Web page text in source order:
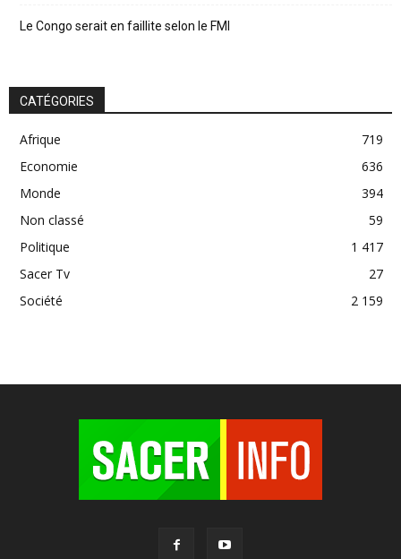
Le Congo serait en faillite selon le FMI
CATÉGORIES
Afrique
719
Economie
636
Monde
394
Non classé
59
Politique
1 417
Sacer Tv
27
Société
2 159